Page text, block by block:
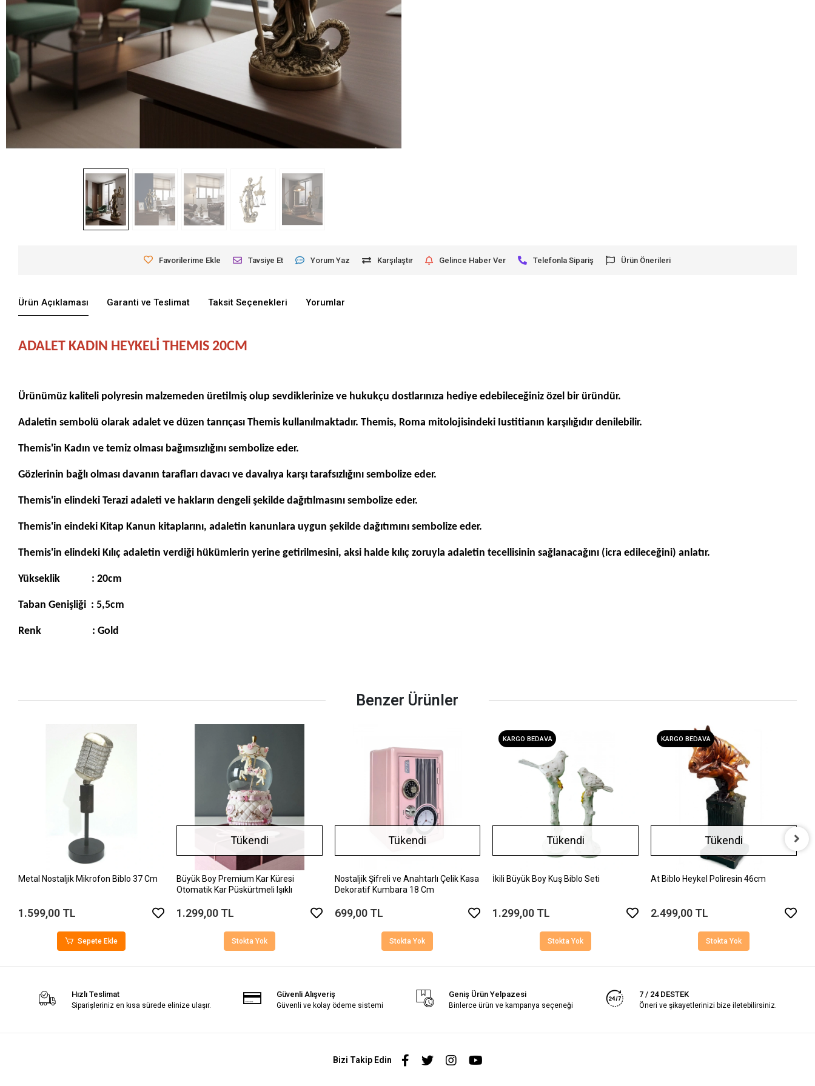
Favorilerime Ekle Tavsiye Et Yorum Yaz Karşılaştır Gelince Haber Ver Telefonla Sipariş Ürün Önerileri
Ürün Açıklaması Garanti ve Teslimat Taksit Seçenekleri Yorumlar
ADALET KADIN HEYKELİ THEMIS 20CM
Ürünümüz kaliteli polyresin malzemeden üretilmiş olup sevdiklerinize ve hukukçu dostlarınıza hediye edebileceğiniz özel bir üründür.
Adaletin sembolü olarak adalet ve düzen tanrıçası Themis kullanılmaktadır. Themis, Roma mitolojisindeki Iustitianın karşılığıdır denilebilir.
Themis'in Kadın ve temiz olması bağımsızlığını sembolize eder.
Gözlerinin bağlı olması davanın tarafları davacı ve davalıya karşı tarafsızlığını sembolize eder.
Themis'in elindeki Terazi adaleti ve hakların dengeli şekilde dağıtılmasını sembolize eder.
Themis'in eindeki Kitap Kanun kitaplarını, adaletin kanunlara uygun şekilde dağıtımını sembolize eder.
Themis'in elindeki Kılıç adaletin verdiği hükümlerin yerine getirilmesini, aksi halde kılıç zoruyla adaletin tecellisinin sağlanacağını (icra edileceğini) anlatır.
Yükseklik : 20cm
Taban Genişliği : 5,5cm
Renk : Gold
Benzer Ürünler
Metal Nostaljik Mikrofon Biblo 37 Cm
1.599,00 TL
Sepete Ekle
Tükendi
Büyük Boy Premium Kar Küresi
Otomatik Kar Püskürtmeli Işıklı
1.299,00 TL
Stokta Yok
Tükendi
Nostaljik Şifreli ve Anahtarlı Çelik Kasa
Dekoratif Kumbara 18 Cm
699,00 TL
Stokta Yok
KARGO BEDAVA
Tükendi
İkili Büyük Boy Kuş Biblo Seti
1.299,00 TL
Stokta Yok
KARGO BEDAVA
Tükendi
At Biblo Heykel Poliresin 46cm
2.499,00 TL
Stokta Yok
Hızlı Teslimat
Siparişleriniz en kısa sürede elinize ulaşır.
Güvenli Alışveriş
Güvenli ve kolay ödeme sistemi
Geniş Ürün Yelpazesi
Binlerce ürün ve kampanya seçeneği
7 / 24 DESTEK
Öneri ve şikayetlerinizi bize iletebilirsiniz.
Bizi Takip Edin